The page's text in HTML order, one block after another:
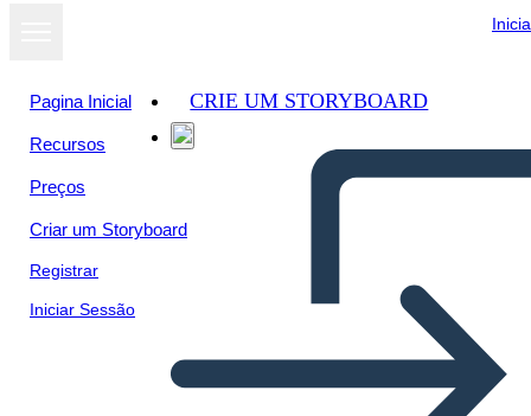
Pagina Inicial
Recursos
Preços
Criar um Storyboard
Registrar
Iniciar Sessão
CRIE UM STORYBOARD